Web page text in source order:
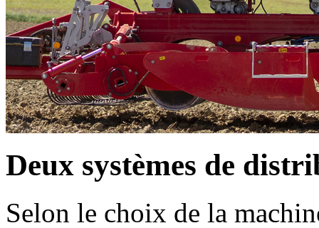
Deux systèmes de
Selon le choix de la